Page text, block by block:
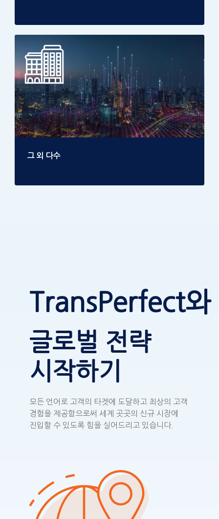
그 외 다수
TransPerfect와
글로벌 전략
시작하기
모든 언어로 고객의 타겟에 도달하고 최상의 고객
경험을 제공함으로써 세계 곳곳의 신규 시장에
진입할 수 있도록 힘을 실어드리고 있습니다.